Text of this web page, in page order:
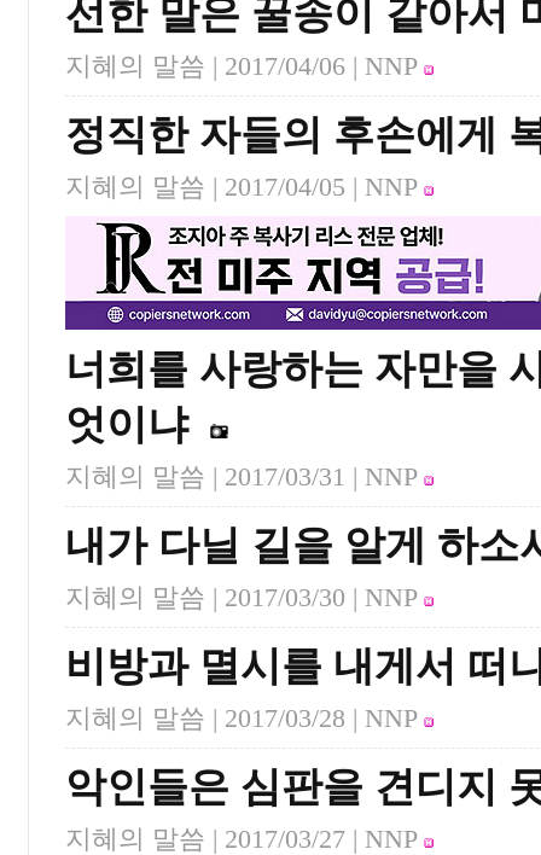
선한 말은 꿀송이 같아서
지혜의 말씀 | 2017/04/06 | NNP
정직한 자들의 후손에게
지혜의 말씀 | 2017/04/05 | NNP
너희를 사랑하는 자만을
엇이냐
지혜의 말씀 | 2017/03/31 | NNP
내가 다닐 길을 알게 하소
지혜의 말씀 | 2017/03/30 | NNP
비방과 멸시를 내게서 떠
지혜의 말씀 | 2017/03/28 | NNP
악인들은 심판을 견디지
지혜의 말씀 | 2017/03/27 | NNP